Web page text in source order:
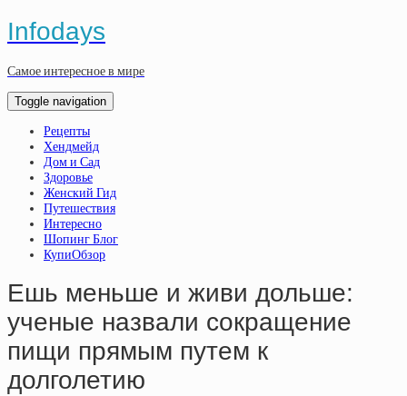
Infodays
Самое интересное в мире
Toggle navigation
Рецепты
Хендмейд
Дом и Сад
Здоровье
Женский Гид
Путешествия
Интересно
Шопинг Блог
КупиОбзор
Ешь меньше и живи дольше:
ученые назвали сокращение
пищи прямым путем к
долголетию